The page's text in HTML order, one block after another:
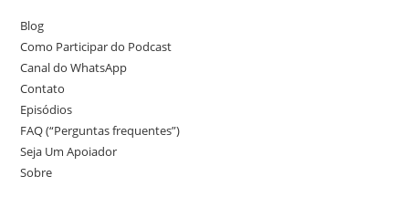
Blog
Como Participar do Podcast
Canal do WhatsApp
Contato
Episódios
FAQ (“Perguntas frequentes”)
Seja Um Apoiador
Sobre